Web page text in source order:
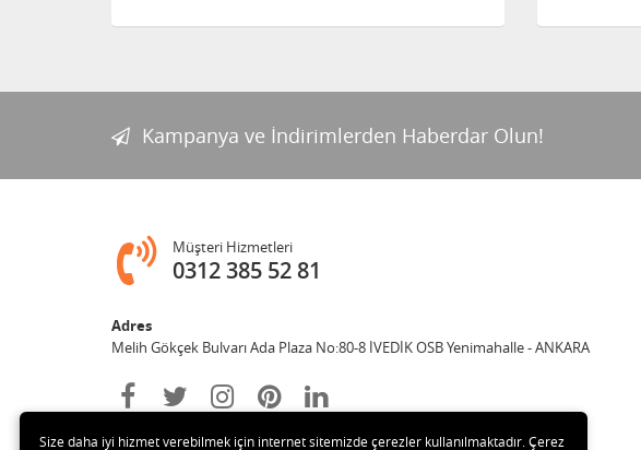
Kampanya ve İndirimlerden Haberdar Olun!
Müşteri Hizmetleri
0312 385 52 81
Adres
Melih Gökçek Bulvarı Ada Plaza No:80-8 İVEDİK OSB Yenimahalle - ANKARA
Size daha iyi hizmet verebilmek için internet sitemizde çerezler kullanılmaktadır. Çerez